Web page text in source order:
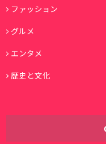
ファッション
グルメ
エンタメ
歴史と文化